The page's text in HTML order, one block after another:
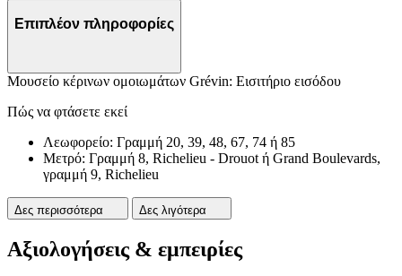
Επιπλέον πληροφορίες
Μουσείο κέρινων ομοιωμάτων Grévin: Εισιτήριο εισόδου
Πώς να φτάσετε εκεί
Λεωφορείο: Γραμμή 20, 39, 48, 67, 74 ή 85
Μετρό: Γραμμή 8, Richelieu - Drouot ή Grand Boulevards,
γραμμή 9, Richelieu
Δες περισσότερα Δες λιγότερα
Αξιολογήσεις & εμπειρίες